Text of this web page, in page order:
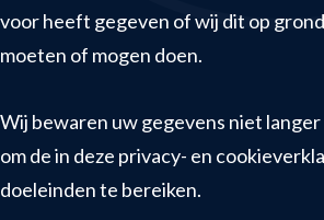
voor heeft gegeven of wij dit op
moeten of mogen doen.
Wij bewaren uw gegevens niet langer
om de in deze privacy- en
doeleinden te bereiken.